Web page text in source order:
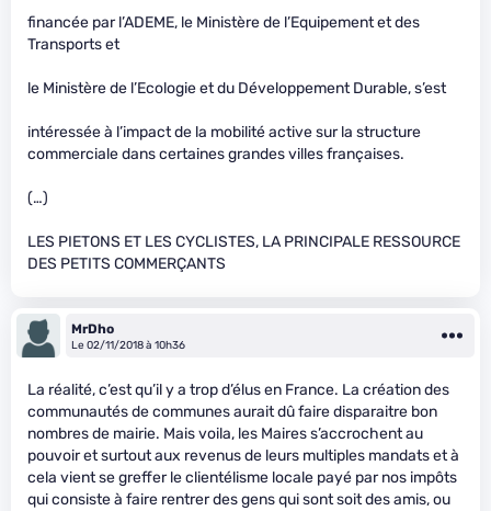
financée par l’ADEME, le Ministère de l’Equipement et des
Transports et
le Ministère de l’Ecologie et du Développement Durable, s’est
intéressée à l’impact de la mobilité active sur la structure
commerciale dans certaines grandes villes françaises.
(…)
LES PIETONS ET LES CYCLISTES, LA PRINCIPALE RESSOURCE
DES PETITS COMMERÇANTS
MrDho
Le 02/11/2018 à 10h36
La réalité, c’est qu’il y a trop d’élus en France. La création des
communautés de communes aurait dû faire disparaitre bon
nombres de mairie. Mais voila, les Maires s’accrochent au
pouvoir et surtout aux revenus de leurs multiples mandats et à
cela vient se greffer le clientélisme locale payé par nos impôts
qui consiste à faire rentrer des gens qui sont soit des amis, ou